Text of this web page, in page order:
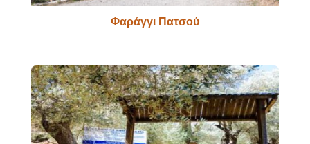
Φαράγγι Πατσού